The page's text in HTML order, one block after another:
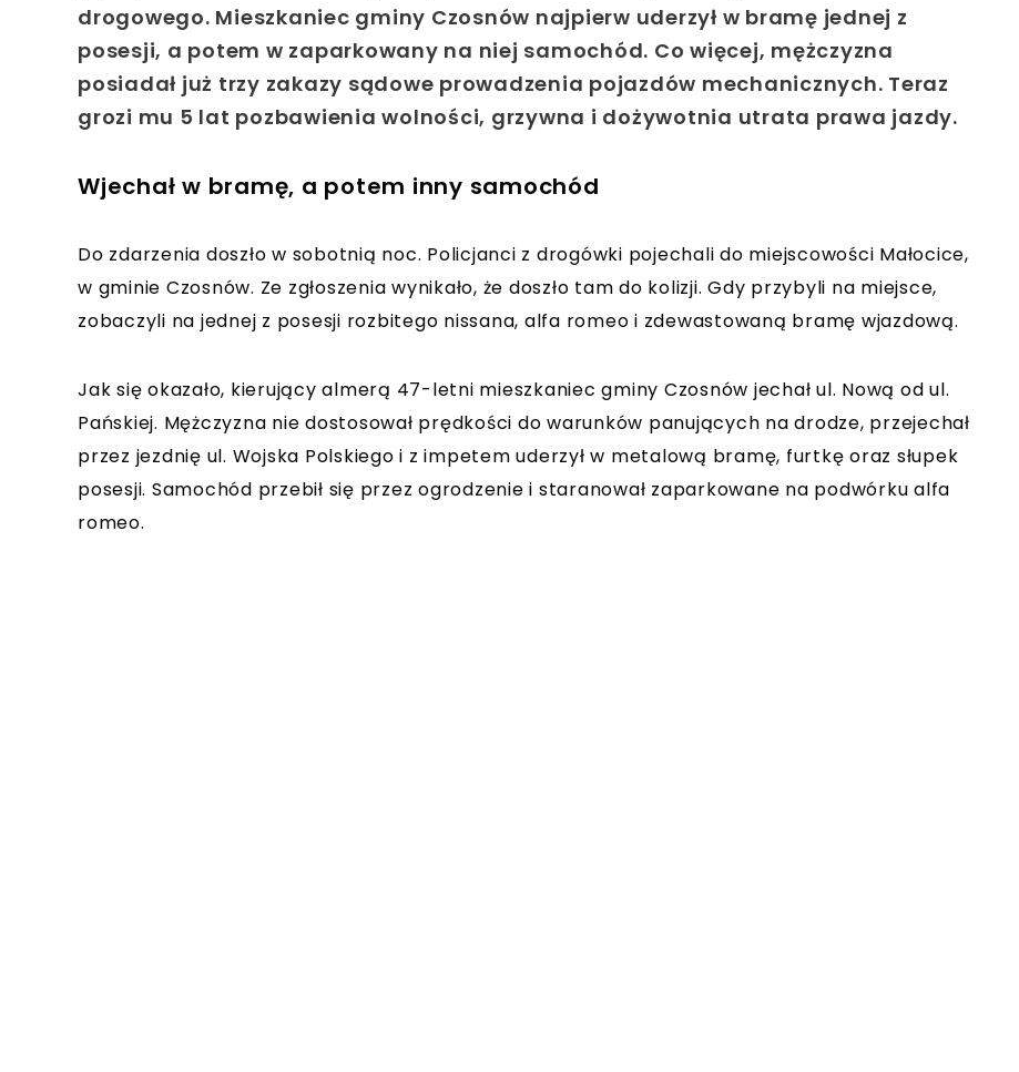
drogowego. Mieszkaniec gminy Czosnów najpierw uderzył w bramę jednej z
posesji, a potem w zaparkowany na niej samochód. Co więcej, mężczyzna
posiadał już trzy zakazy sądowe prowadzenia pojazdów mechanicznych. Teraz
grozi mu 5 lat pozbawienia wolności, grzywna i dożywotnia utrata prawa jazdy.
Wjechał w bramę, a potem inny samochód
Do zdarzenia doszło w sobotnią noc. Policjanci z drogówki pojechali do miejscowości Małocice,
w gminie Czosnów. Ze zgłoszenia wynikało, że doszło tam do kolizji. Gdy przybyli na miejsce,
zobaczyli na jednej z posesji rozbitego nissana, alfa romeo i zdewastowaną bramę wjazdową.
Jak się okazało, kierujący almerą 47-letni mieszkaniec gminy Czosnów jechał ul. Nową od ul.
Pańskiej. Mężczyzna nie dostosował prędkości do warunków panujących na drodze, przejechał
przez jezdnię ul. Wojska Polskiego i z impetem uderzył w metalową bramę, furtkę oraz słupek
posesji. Samochód przebił się przez ogrodzenie i staranował zaparkowane na podwórku alfa
romeo.